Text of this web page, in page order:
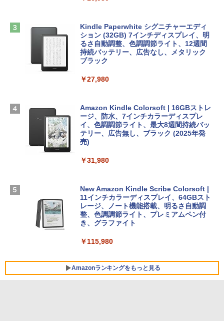
Apple 2026 MacBook Air M5チップ搭載
13インチノートブック：AIとApple Intell
igence、13.6インチLiquid Retinaディ
スプレイ、16GBユニファイドメモリ、1
ームカメラ、日本語キーボード、Touch I
￥261,414
【Amazon.co.jp限定】 HP ノートパソコ
ン 15-fd 15.6インチ 16GBメモリ 512GB
FMV ノートパソコン WE1-K3 (MS 365 P
ersonal/Copilotキー搭載/Win 11/15.6型/
Core i5/16GB/SSD 512GB/ホワイト) FM
VWK3E15W_AZ
￥139,880
インゲームコード】 ロブロックス | オン
ラインコード版
￥3,200
Robloxギフトカード - 1000 Robux 【限
ラインコード版
￥1,600
ト): Java & Bedrock Edition | オンライ
￥3,600
にもKindle出版にも！ 非エンジニアのた
めのAIコーディング入門シリーズ
￥99
1冊ですべて身につくHTML & CSSとWe
￥1,292
FM TOWNS ハイパー・カタログ: 本体ハ
ェクトリストと最新エミュレータ紹介
Kindle Paperwhite シグニチャーエディ
ション (32GB) 7インチディスプレイ、明
るさ自動調整、色調調節ライト、12週間
持続バッテリー、広告なし、メタリック
ブラック
￥27,980
Amazon Kindle Colorsoft | 16GBストレ
ージ、防水、7インチカラーディスプレ
イ、色調調節ライト、最大8週間持続バッ
テリー、広告無し、ブラック (2025年発
売)
￥31,980
New Amazon Kindle Scribe Colorsoft |
11インチカラーディスプレイ、64GBスト
レージ、ノート機能搭載、明るさ自動調
整、色調調節ライト、プレミアムペン付
き、グラファイト
￥115,980
Amazonランキングをもっと見る